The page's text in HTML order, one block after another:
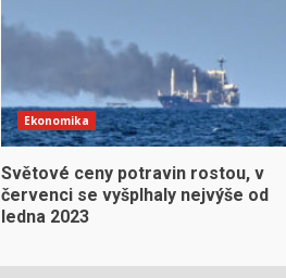
Ekonomika
Světové ceny potravin rostou, v
červenci se vyšplhaly nejvýše od
ledna 2023